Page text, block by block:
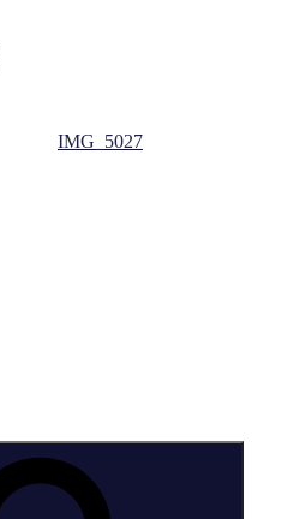
IMG_5027